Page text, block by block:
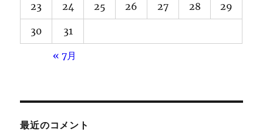
23 24 25 26 27 28 29
30 31
« 7月
最近のコメント